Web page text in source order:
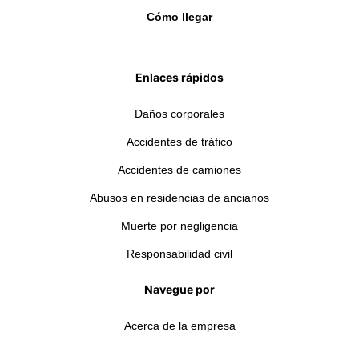
Cómo llegar
Enlaces rápidos
Daños corporales
Accidentes de tráfico
Accidentes de camiones
Abusos en residencias de ancianos
Muerte por negligencia
Responsabilidad civil
Navegue por
Acerca de la empresa